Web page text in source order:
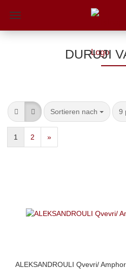
DURUJI
Sortieren nach 9
1 2 »
ALEKSANDROULI Qvevri/